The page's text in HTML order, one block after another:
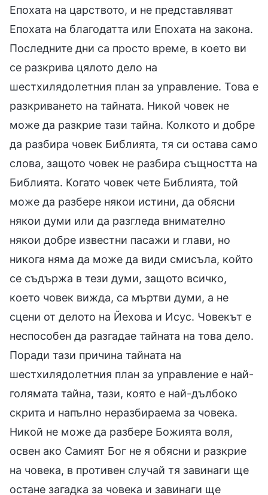
Епохата на царството, и не представляват
Епохата на благодатта или Епохата на закона.
Последните дни са просто време, в което ви
се разкрива цялото дело на
шестхилядолетния план за управление. Това е
разкриването на тайната. Никой човек не
може да разкрие тази тайна. Колкото и добре
да разбира човек Библията, тя си остава само
слова, защото човек не разбира същността на
Библията. Когато човек чете Библията, той
може да разбере някои истини, да обясни
някои думи или да разгледа внимателно
някои добре известни пасажи и глави, но
никога няма да може да види смисъла, който
се съдържа в тези думи, защото всичко,
което човек вижда, са мъртви думи, а не
сцени от делото на Йехова и Исус. Човекът е
неспособен да разгадае тайната на това дело.
Поради тази причина тайната на
шестхилядолетния план за управление е най-
голямата тайна, тази, която е най-дълбоко
скрита и напълно неразбираема за човека.
Никой не може да разбере Божията воля,
освен ако Самият Бог не я обясни и разкрие
на човека, в противен случай тя завинаги ще
остане загадка за човека и завинаги ще